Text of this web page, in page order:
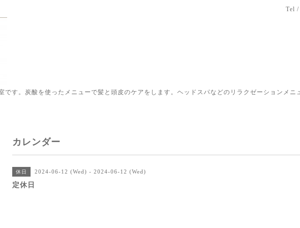
Tel
です。炭酸を使ったメニューで髪と頭皮のケアをします。ヘッドスパなどのリラクゼーションメニ
カレンダー
休日 2024-06-12 (Wed) - 2024-06-12 (Wed)
定休日